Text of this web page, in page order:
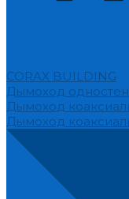
CORAX BUILDING
Дымоход
Дымоход
Дымоход